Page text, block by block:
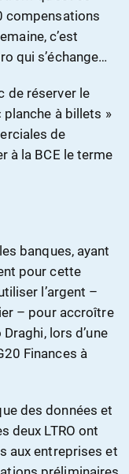
compensations
c’est
qui s’échange…
de réserver le
à billets »
de
à la BCE le terme
banques, ayant
pour cette
l’argent –
– pour accroître
lors d’une
Finances à
des données et
deux LTRO ont
aux entreprises et